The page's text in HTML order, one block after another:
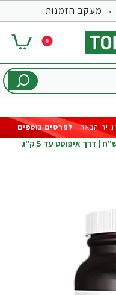
מעקב הזמנות
0
לפרטים נוספים